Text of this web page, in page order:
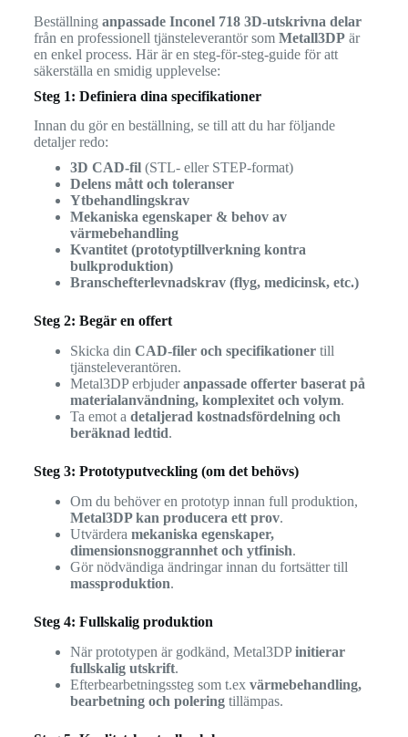
Beställning anpassade Inconel 718 3D-utskrivna delar
från en professionell tjänsteleverantör som Metall3DPär
en enkel process. Här är en steg-för-steg-guide för att
säkerställa en smidig upplevelse:
Steg 1: Definiera dina specifikationer
Innan du gör en beställning, se till att du har följande
detaljer redo:
3D CAD-fil(STL- eller STEP-format)
Delens mått och toleranser
Ytbehandlingskrav
Mekaniska egenskaper & behov av
värmebehandling
Kvantitet (prototyptillverkning kontra
bulkproduktion)
Branschefterlevnadskrav (flyg, medicinsk, etc.)
Steg 2: Begär en offert
Skicka din CAD-filer och specifikationertill
tjänsteleverantören.
Metal3DP erbjuderanpassade offerter baserat på
materialanvändning, komplexitet och volym.
Ta emot a detaljerad kostnadsfördelning och
beräknad ledtid.
Steg 3: Prototyputveckling (om det behövs)
Om du behöver en prototyp innan full produktion,
Metal3DP kan producera ett prov.
Utvärdera mekaniska egenskaper,
dimensionsnoggrannhet och ytfinish.
Gör nödvändiga ändringar innan du fortsätter till
massproduktion.
Steg 4: Fullskalig produktion
När prototypen är godkänd, Metal3DPinitierar
fullskalig utskrift.
Efterbearbetningssteg som t.ex värmebehandling,
bearbetning och poleringtillämpas.